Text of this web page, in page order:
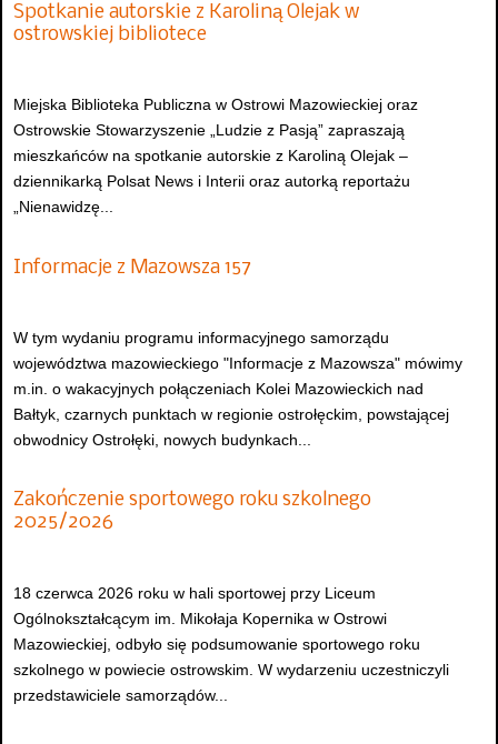
Spotkanie autorskie z Karoliną Olejak w
ostrowskiej bibliotece
Miejska Biblioteka Publiczna w Ostrowi Mazowieckiej oraz
Ostrowskie Stowarzyszenie „Ludzie z Pasją” zapraszają
mieszkańców na spotkanie autorskie z Karoliną Olejak –
dziennikarką Polsat News i Interii oraz autorką reportażu
„Nienawidzę...
Informacje z Mazowsza 157
W tym wydaniu programu informacyjnego samorządu
województwa mazowieckiego "Informacje z Mazowsza" mówimy
m.in. o wakacyjnych połączeniach Kolei Mazowieckich nad
Bałtyk, czarnych punktach w regionie ostrołęckim, powstającej
obwodnicy Ostrołęki, nowych budynkach...
Zakończenie sportowego roku szkolnego
2025/2026
18 czerwca 2026 roku w hali sportowej przy Liceum
Ogólnokształcącym im. Mikołaja Kopernika w Ostrowi
Mazowieckiej, odbyło się podsumowanie sportowego roku
szkolnego w powiecie ostrowskim. W wydarzeniu uczestniczyli
przedstawiciele samorządów...